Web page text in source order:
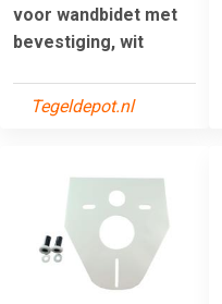
voor wandbidet met
bevestiging, wit
Tegeldepot.nl